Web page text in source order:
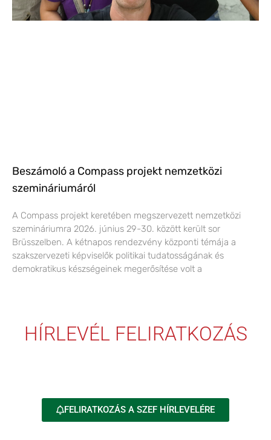
Beszámoló a Compass projekt nemzetközi
szemináriumáról
A Compass projekt keretében megszervezett nemzetközi
szemináriumra 2026. június 29-30. között került sor
Brüsszelben. A kétnapos rendezvény központi témája a
szakszervezeti képviselők politikai tudatosságának és
demokratikus készségeinek megerősítése volt a
HÍRLEVÉL FELIRATKOZÁS
FELIRATKOZÁS A SZEF HÍRLEVELÉRE